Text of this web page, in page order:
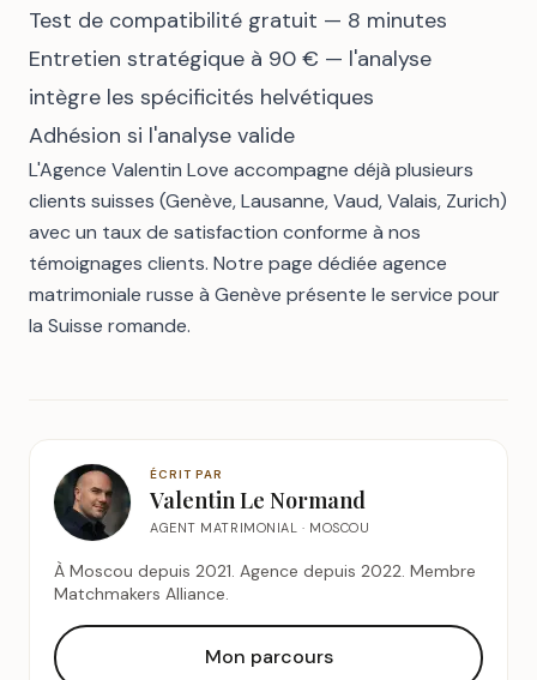
Test de compatibilité gratuit — 8 minutes
Entretien stratégique à 90 € — l'analyse
intègre les spécificités helvétiques
Adhésion si l'analyse valide
L'Agence Valentin Love accompagne déjà plusieurs
clients suisses (Genève, Lausanne, Vaud, Valais, Zurich)
avec un taux de satisfaction conforme à nos
témoignages clients. Notre page dédiée agence
matrimoniale russe à Genève présente le service pour
la Suisse romande.
ÉCRIT PAR
Valentin Le Normand
AGENT MATRIMONIAL · MOSCOU
À Moscou depuis 2021. Agence depuis 2022. Membre
Matchmakers Alliance.
Mon parcours